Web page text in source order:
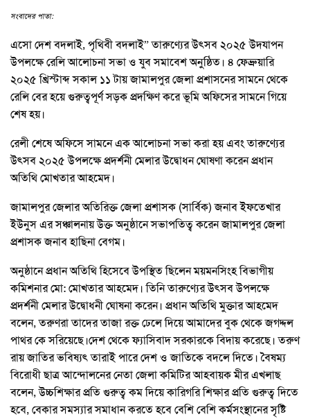
সংবাদের পাতা:
এসো দেশ বদলাই, পৃথিবী বদলাই” তারুণ্যের উৎসব ২০২৫ উদযাপন
উপলক্ষে রেলি আলোচনা সভা ও যুব সমাবেশ অনুষ্ঠিত। ৪ ফেব্রুয়ারি
২০২৫ খ্রিস্টাব্দ সকাল ১১ টায় জামালপুর জেলা প্রশাসনের সামনে থেকে
রেলি বের হয়ে গুরুত্বপূর্ণ সড়ক প্রদক্ষিণ করে ভূমি অফিসের সামনে গিয়ে
শেষ হয়।
রেলী শেষে অফিসে সামনে এক আলোচনা সভা করা হয় এবং তারুণ্যের
উৎসব ২০২৫ উপলক্ষে প্রদর্শনী মেলার উদ্বোধন ঘোষণা করেন প্রধান
অতিথি মোখতার আহমেদ।
জামালপুর জেলার অতিরিক্ত জেলা প্রশাসক (সার্বিক) জনাব ইফতেখার
ইউনুস এর সঞ্চালনায় উক্ত অনুষ্ঠানে সভাপতিত্ব করেন জামালপুর জেলা
প্রশাসক জনাব হাছিনা বেগম।
অনুষ্ঠানে প্রধান অতিথি হিসেবে উপস্থিত ছিলেন ময়মনসিংহ বিভাগীয়
কমিশনার মো: মোখতার আহমেদ। তিনি তারুণ্যের উৎসব উপলক্ষে
প্রদর্শনী মেলার উদ্বোধনী ঘোষনা করেন। প্রধান অতিথি মুক্তার আহমেদ
বলেন, তরুণরা তাদের তাজা রক্ত ঢেলে দিয়ে আমাদের বুক থেকে জগদ্দল
পাথর কে সরিয়েছে।দেশ থেকে ফ্যাসিবাদ সরকারকে বিদায় করেছে। তরুণ
রায় জাতির ভবিষ্যৎ তারাই পারে দেশ ও জাতিকে বদলে দিতে। বৈষম্য
বিরোধী ছাত্র আন্দোলনের নেতা জেলা কমিটির আহবায়ক মীর এখলাছ
বলেন, উচ্চশিক্ষার প্রতি গুরুত্ব কম দিয়ে কারিগরি শিক্ষার প্রতি গুরুত্ব দিতে
হবে, বেকার সমস্যার সমাধান করতে হবে বেশি বেশি কর্মসংস্থানের সৃষ্টি